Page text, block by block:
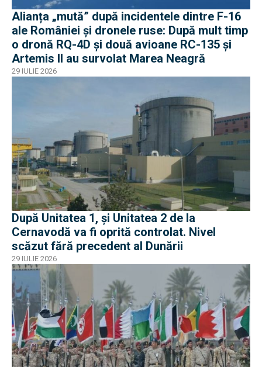
Alianța „mută” după incidentele dintre F-16
ale României și dronele ruse: După mult timp
o dronă RQ-4D și două avioane RC-135 și
Artemis II au survolat Marea Neagră
29 IULIE 2026
După Unitatea 1, și Unitatea 2 de la
Cernavodă va fi oprită controlat. Nivel
scăzut fără precedent al Dunării
29 IULIE 2026